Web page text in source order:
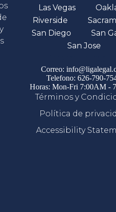
Las Vegas
Riverside
San Diego
San
San Jose
Correo:
Telefono: 626-790-
Horas: Mon-Fri 7:00AM -
Términos y
Política de
Accessibility